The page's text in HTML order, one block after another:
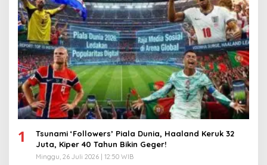
1
Tsunami ‘Followers’ Piala Dunia, Haaland Keruk 32
Juta, Kiper 40 Tahun Bikin Geger!
Minggu, 26 Juli 2026 | 12:50 WIB